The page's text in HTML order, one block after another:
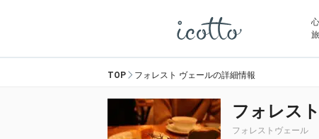
TOP フォレスト ヴェールの詳細情報
フォレス
フォレストヴェール